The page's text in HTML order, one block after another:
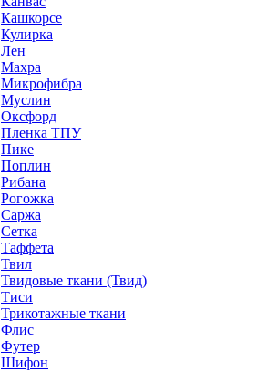
Кашкорсе
Кулирка
Лен
Махра
Микрофибра
Муслин
Оксфорд
Пленка ТПУ
Пике
Поплин
Рибана
Рогожка
Саржа
Сетка
Таффета
Твил
Твидовые ткани (Твид)
Тиси
Трикотажные ткани
Флис
Футер
Шифон